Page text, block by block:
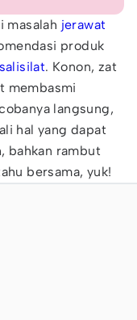
masalah jerawat
produk
. Konon, zat
membasmi
langsung,
hal yang dapat
bahkan rambut
bersama, yuk!